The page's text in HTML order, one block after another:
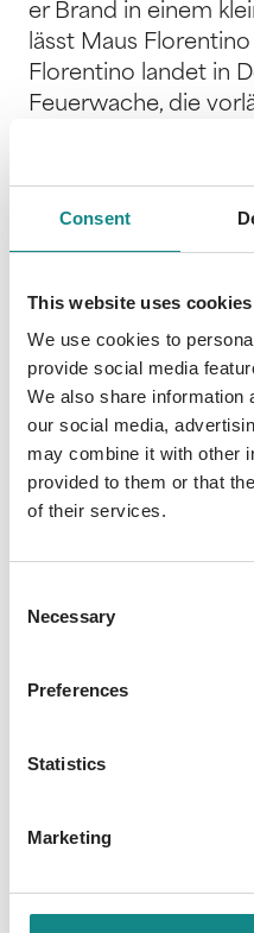
Consent
This website uses cookies
We use cookies to
provide social media
We also share information
our social media,
may combine it with other
provided to them or that
of their services.
Selection
Necessary
Preferences
Statistics
Marketing
er Brand in einem
lässt Maus
Florentino landet in
Feuerwache, die
Zuhause wird. Als er
Umsicht vor einem
menschlicher
weiterer Folge alles,
Feuerwehr wissen
können. Florentinos
wie auch
Einrichtung